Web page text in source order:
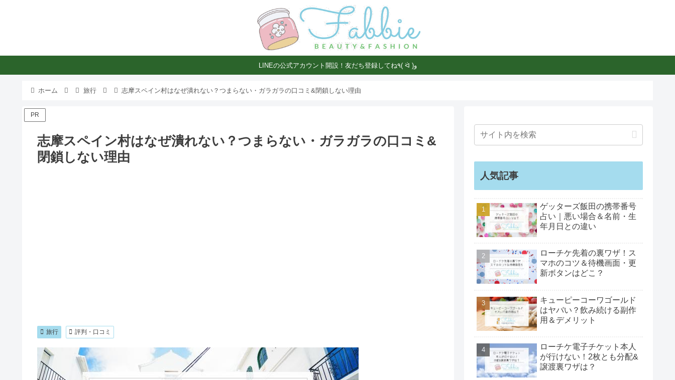
LINEの公式アカウント開設！友だち登録してね٩( ᐛ )و
ホーム 旅行 志摩スペイン村はなぜ潰れない？つまらない・ガラガラの口コミ&閉鎖しない理由
PR
志摩スペイン村はなぜ潰れない？つまらない・ガラガラの口コミ&
閉鎖しない理由
旅行 評判・口コミ
人気記事
ゲッターズ飯田の携帯番号
占い｜悪い場合＆名前・生
年月日との違い
ローチケ先着の裏ワザ！ス
マホのコツ＆待機画面・更
新ボタンはどこ？
キューピーコーワゴールド
はヤバい？飲み続ける副作
用＆デメリット
ローチケ電子チケット本人
が行けない！2枚とも分配&
譲渡裏ワザは？